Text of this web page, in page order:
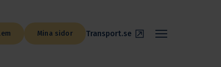
Mina sidor Transport.se